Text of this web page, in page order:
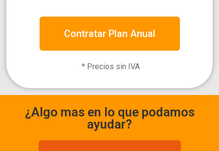
Contratar Plan Anual
* Precios sin IVA
¿Algo mas en lo que podamos
ayudar?